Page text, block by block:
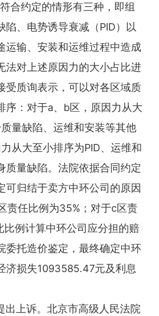
合约定的情形有三种，即组
陷、电势诱导衰减（PID）以
运输、安装和运维过程中造成
法对上述原因力的大小占比进
受质询表示，可以对各区域质
序：对于a、b区，原因力从大
量缺陷、运维和安装等其他
从大至小排序为PID、运维和
质量缺陷。法院依据合同约定
可归结于卖方中环公司的原因
责任比例为35%；对于c区责
比例计算中环公司应分担的赔
委托造价鉴定，最终确定中环
济损失1093585.47元及利息
出上诉。北京市高级人民法院